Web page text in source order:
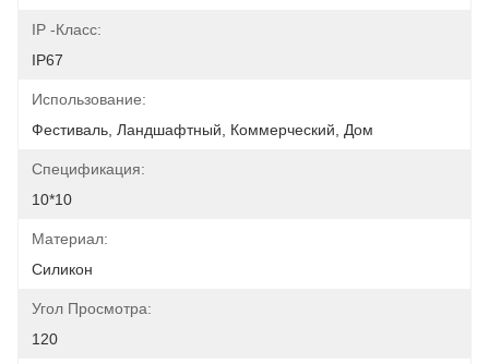
IP -класс:
IP67
Использование:
Фестиваль, Ландшафтный, Коммерческий, Дом
Спецификация:
10*10
Материал:
Силикон
Угол Просмотра:
120